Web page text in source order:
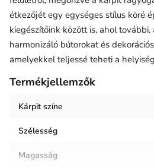
étkezőjét egy egységes stílus köré
kiegészítőink között is, ahol
harmonizáló bútorokat és
amelyekkel teljessé teheti a
Termékjellemzők
Kárpit színe
Szélesség
Magasság